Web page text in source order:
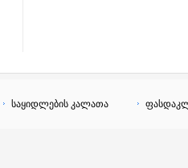
საყიდლების კალათა